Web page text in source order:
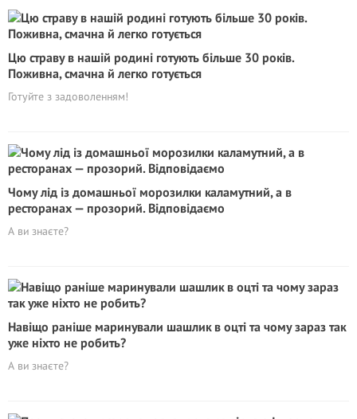
Цю страву в нашій родині готують більше 30 років.
Поживна, смачна й легко готується
Готуйте з задоволенням!
Чому лід із домашньої морозилки каламутний, а в
ресторанах — прозорий. Відповідаємо
А ви знаєте?
Навіщо раніше маринували шашлик в оцті та чому зараз так
уже ніхто не робить?
А ви знаєте?